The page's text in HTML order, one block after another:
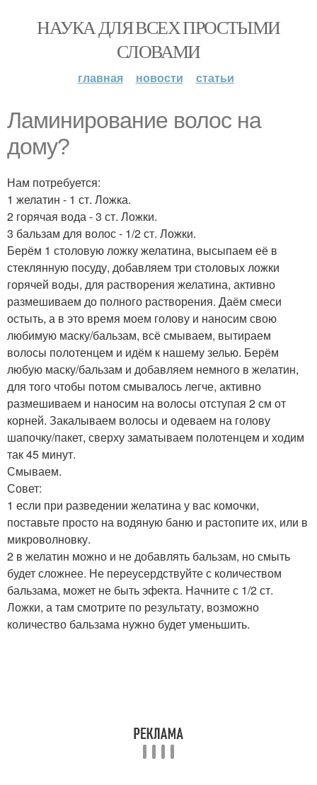
НАУКА ДЛЯ ВСЕХ ПРОСТЫМИ
СЛОВАМИ
главная новости статьи
Ламинирование волос на
дому?
Нам потребуется:
1 желатин - 1 ст. Ложка.
2 горячая вода - 3 ст. Ложки.
3 бальзам для волос - 1/2 ст. Ложки.
Берём 1 столовую ложку желатина, высыпаем её в
стеклянную посуду, добавляем три столовых ложки
горячей воды, для растворения желатина, активно
размешиваем до полного растворения. Даём смеси
остыть, а в это время моем голову и наносим свою
любимую маску/бальзам, всё смываем, вытираем
волосы полотенцем и идём к нашему зелью. Берём
любую маску/бальзам и добавляем немного в желатин,
для того чтобы потом смывалось легче, активно
размешиваем и наносим на волосы отступая 2 см от
корней. Закалываем волосы и одеваем на голову
шапочку/пакет, сверху заматываем полотенцем и ходим
так 45 минут.
Смываем.
Совет:
1 если при разведении желатина у вас комочки,
поставьте просто на водяную баню и растопите их, или в
микроволновку.
2 в желатин можно и не добавлять бальзам, но смыть
будет сложнее. Не переусердствуйте с количеством
бальзама, может не быть эфекта. Начните с 1/2 ст.
Ложки, а там смотрите по результату, возможно
количество бальзама нужно будет уменьшить.